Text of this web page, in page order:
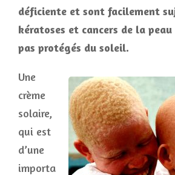
déficiente et sont facilement
kératoses et cancers de la peau
pas protégés du soleil.
Une
crème
solaire,
qui est
d’une
importa